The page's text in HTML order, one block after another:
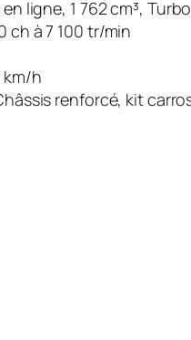
ligne, 1 762 cm³,
ch à 7 100 tr/min
km/h
renforcé, kit